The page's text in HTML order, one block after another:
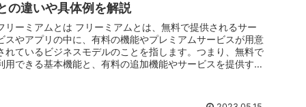
の違いや具体例を解説
ミアムとは フリーミアムとは、無料で提供されるサー
スやアプリの中に、有料の機能やプレミアムサービスが用意
れているビジネスモデルのことを指します。つまり、無料で
用できる基本機能と、有料の追加機能やサービスを提供する